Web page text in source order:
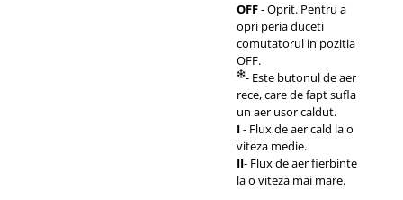
OFF- Oprit. Pentru a
opri peria duceti
comutatorul in pozitia
OFF.
- Este butonul de aer
rece, care de fapt sufla
un aer usor caldut.
I- Flux de aer cald la o
viteza medie.
II- Flux de aer fierbinte
la o viteza mai mare.